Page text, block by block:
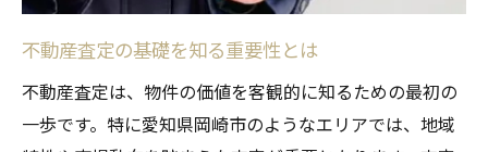
岡崎市の市場動向を反映した不動産査定
地域開発がもたらす査定額の変化とは
市場環境から見る不動産査定の影響力
不動産査定に必要な最新相場の把握法
不動産査定の基礎を知る重要性とは
不動産査定は、物件の価値を客観的に知るための最初の
一歩です。特に愛知県岡崎市のようなエリアでは、地域